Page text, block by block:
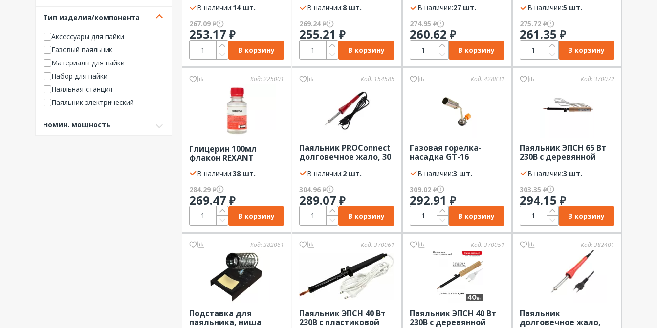
Solins
TDM ELECTRIC
TOPEX
YIHUA
ЗУБР ОВК
КВТ
КУРС
Онлайт
Тип изделия/компонента
Аксессуары для пайки
Газовый паяльник
Материалы для пайки
Набор для пайки
Паяльная станция
Паяльник электрический
Прочие изделия/компонент
Номин. мощность
REXANT
В наличии:
14 шт.
267.09₽
253.17 ₽
В корзину
230В, блистер
В наличии:
8 шт.
269.24₽
255.21₽
В корзину
В наличии:
27 шт.
274.95₽
260.62 ₽
В корзину
230В, блистер
В наличии:
5 шт.
275.72₽
261.35 ₽
В корзину
Код:225001
Глицерин 100мл
флакон REXANT
В наличии:
38 шт.
284.29₽
269.47 ₽
В корзину
Код: 154585
Паяльник PROConnect
долговечное жало, 30
В наличии:
2 шт.
304.96₽
289.07₽
В корзину
Код:428831
Газовая горелка-
насадка GT-16
регулятором) REXANT
В наличии:
3 шт.
309.02₽
292.91 ₽
В корзину
Код:370072
Паяльник ЭПСН 65 Вт
230В с деревянной
ручкой, пакет ЭРА PL-
R01-65W
В наличии:
3 шт.
303.35₽
294.15 ₽
В корзину
Код:382061
Подставка для
паяльника, ниша
Код:370061
Паяльник ЭПСН 40 Вт
230В с пластиковой
Код:370051
Паяльник ЭПСН 40 Вт
230В с деревянной
Код:382401
Паяльник
долговечное жало,